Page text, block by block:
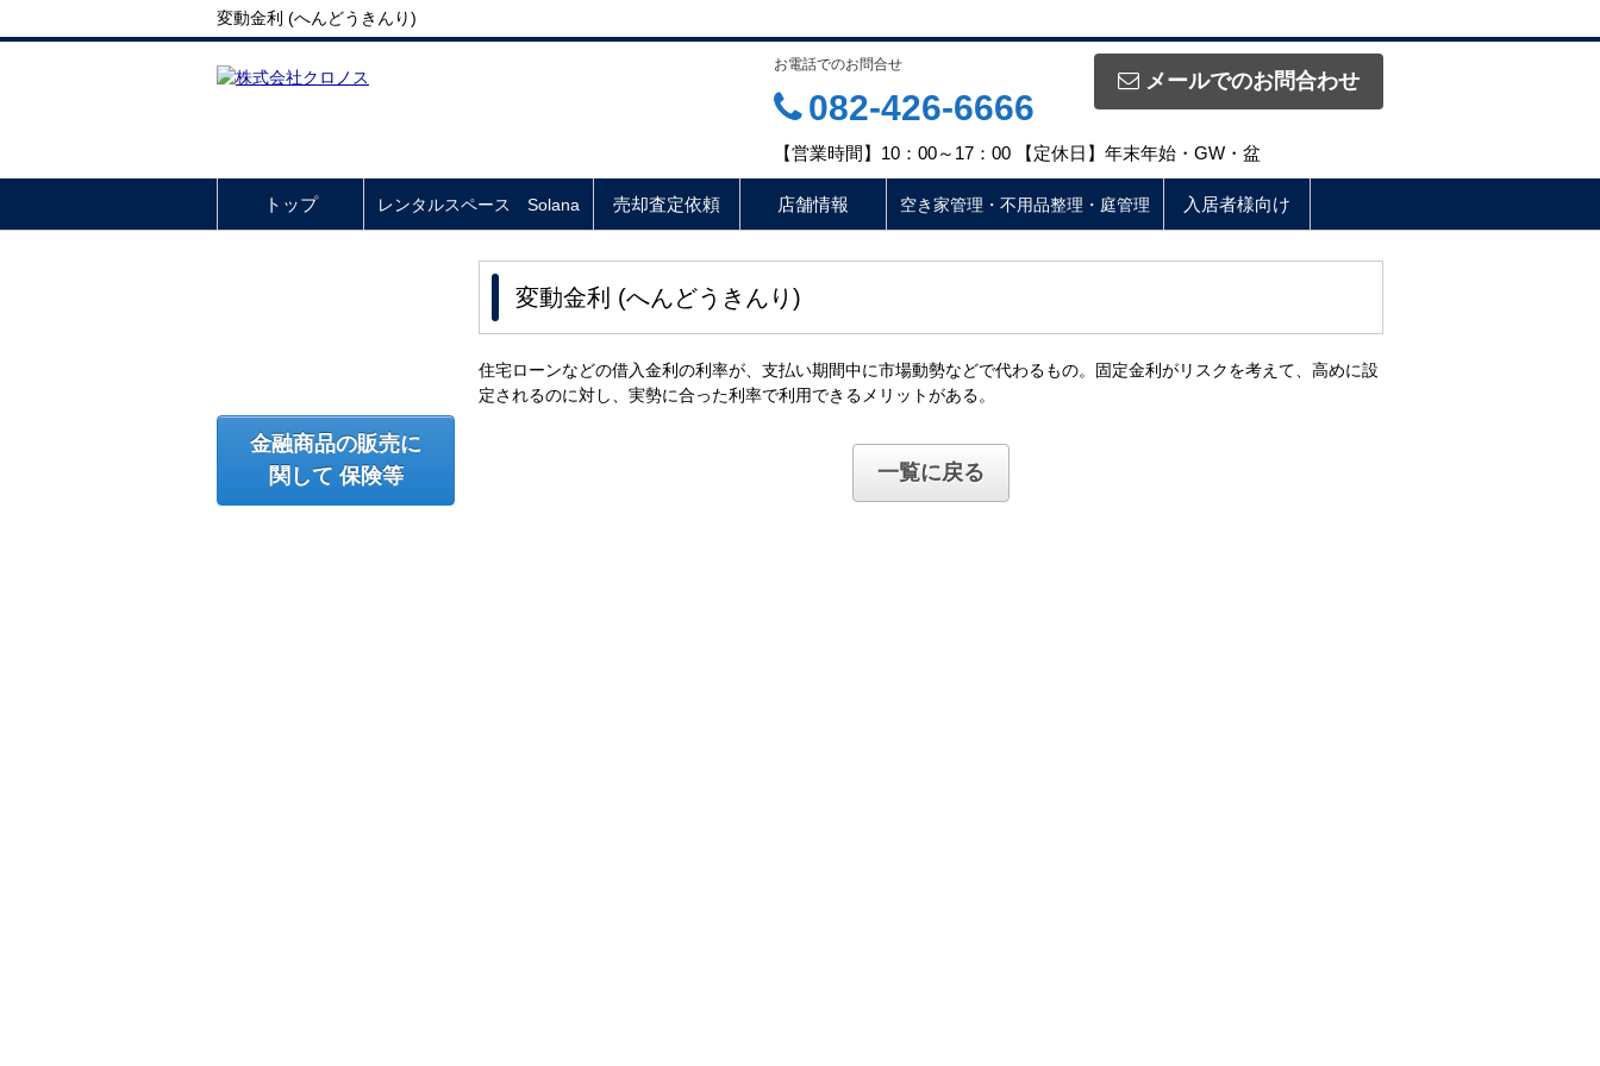
変動金利 (へんどうきんり)
メールでのお問合わせ
お電話でのお問合せ
082-426-6666
【営業時間】10：00～17：00 【定休日】年末年始・GW・盆
トップ レンタルスペース Solana 売却査定依頼 店舗情報 空き家管理・不用品整理・庭管理 入居者様向け
金融商品の販売に
関して 保険等
変動金利 (へんどうきんり)
住宅ローンなどの借入金利の利率が、支払い期間中に市場動勢などで代わるもの。固定金利がリスクを考えて、高めに設
定されるのに対し、実勢に合った利率で利用できるメリットがある。
一覧に戻る